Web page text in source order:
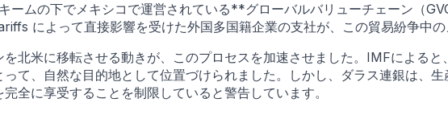
ームの下でメキシコで運営されている**グローバルバリューチェーン（
によって直接影響を受けた外国多国籍企業の支社が、この貿易紛争中の
北米に移転させる動きが、このプロセスを加速させました。IMFによる
て、自然な目的地として位置づけられました。しかし、ダラス連銀は、
全に享受することを制限していると警告しています。